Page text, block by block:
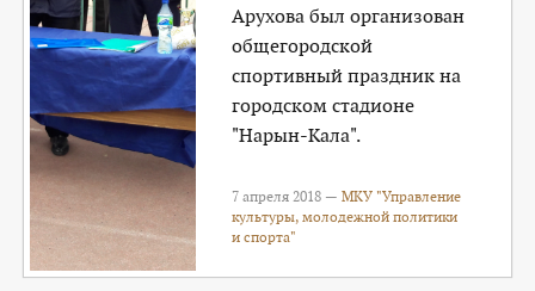
Арухова был организован
общегородской
спортивный праздник на
городском стадионе
"Нарын-Кала".
7 апреля 2018 —МКУ "Управление
культуры, молодежной политики
и спорта"